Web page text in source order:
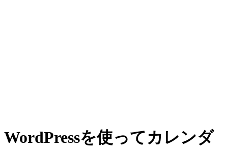
WordPressを使ってカレンダ